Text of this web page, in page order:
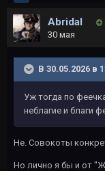
Abridal
30 мая
В 30.05.2026 в
Уж тогда по
неблагие и благи
Не. Совокоты
Но лично я бы и от